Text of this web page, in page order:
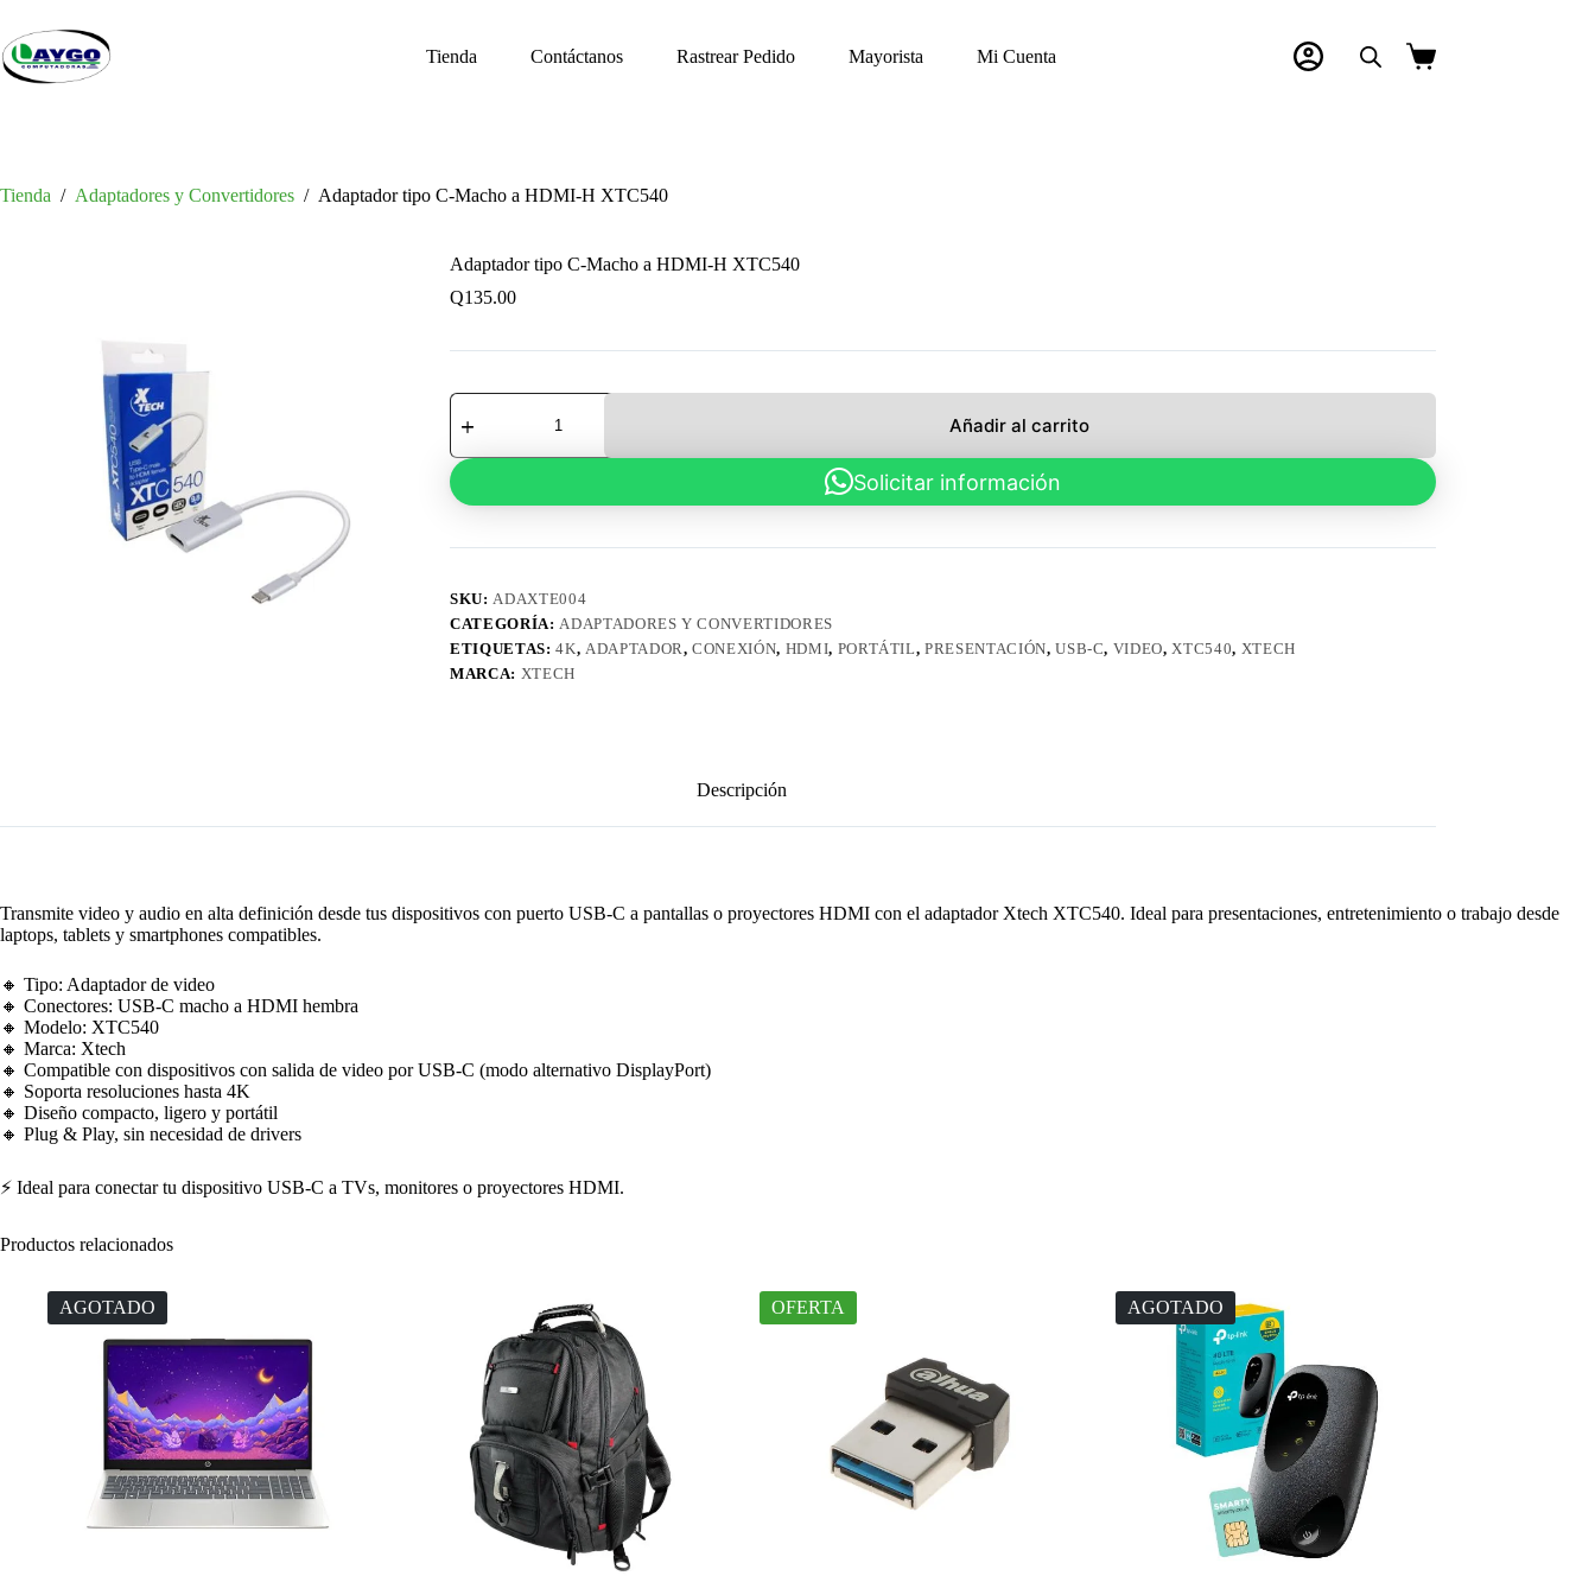
contenido
Tienda Contáctanos Rastrear Pedido Mayorista Mi Cuenta
Carro
Tienda / Adaptadores y Convertidores / Adaptador tipo C-Macho a HDMI-H XTC540
Adaptador tipo C-Macho a HDMI-H XTC540
Q135.00
Adaptador
tipo
Macho
a
HDMI-
XTC540
Añadir al carrito
Solicitar información
SKU:ADAXTE004
CATEGORÍA:ADAPTADORES Y CONVERTIDORES
ETIQUETAS:4K, ADAPTADOR,CONEXIÓN, HDMI, PORTÁTIL,PRESENTACIÓN,USB-C, VIDEO,XTC540, XTECH
MARCA: XTECH
Descripción
Transmite video y audio en alta definición desde tus dispositivos con puerto USB-C a pantallas o proyectores HDMI con el adaptador Xtech XTC540. Ideal para presentaciones, entretenimiento o trabajo desde
laptops, tablets y smartphones compatibles.
🔸 Tipo: Adaptador de video
🔸 Conectores: USB-C macho a HDMI hembra
🔸 Modelo: XTC540
🔸 Marca: Xtech
🔸 Compatible con dispositivos con salida de video por USB-C (modo alternativo DisplayPort)
🔸 Soporta resoluciones hasta 4K
🔸 Diseño compacto, ligero y portátil
🔸 Plug & Play, sin necesidad de drivers
⚡ Ideal para conectar tu dispositivo USB-C a TVs, monitores o proyectores HDMI.
Productos relacionados
AGOTADO OFERTA AGOTADO